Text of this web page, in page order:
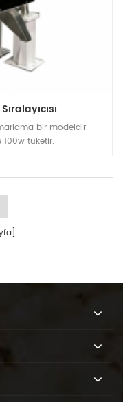
bir modeldir.
tüketir.